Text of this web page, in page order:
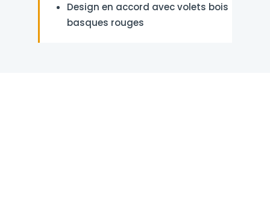
Design en accord avec volets bois
basques rouges